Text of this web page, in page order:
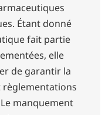
Étant donné
fait partie
elle
de garantir la
manquement